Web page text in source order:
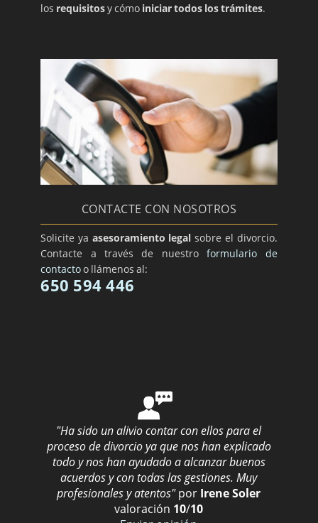
los requisitosy cómo iniciar todos los trámites.
CONTACTE CON NOSOTROS
Solicite ya asesoramiento legal sobre el divorcio.
Contacte a través de nuestroformulario de
contactoo llámenos al:
650 594 446
"Ha sido un alivio contar con ellos para el
proceso de divorcio ya que nos han explicado
todo y nos han ayudado a alcanzar buenos
acuerdos y con todas las gestiones. Muy
profesionales y atentos" por Irene Soler
valoración 10/10